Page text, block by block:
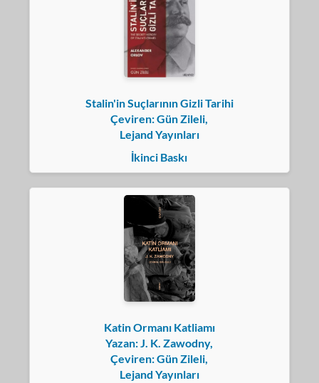
Stalin'in Suçlarının Gizli Tarihi
Çeviren: Gün Zileli,
Lejand Yayınları
İkinci Baskı
Katin Ormanı Katliamı
Yazan: J. K. Zawodny,
Çeviren: Gün Zileli,
Lejand Yayınları